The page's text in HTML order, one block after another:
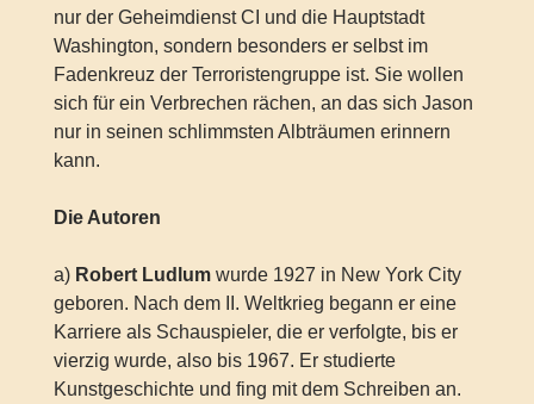
nur der Geheimdienst CI und die Hauptstadt
Washington, sondern besonders er selbst im
Fadenkreuz der Terroristengruppe ist. Sie wollen
sich für ein Verbrechen rächen, an das sich Jason
nur in seinen schlimmsten Albträumen erinnern
kann.
Die Autoren
a) Robert Ludlum wurde 1927 in New York City
geboren. Nach dem II. Weltkrieg begann er eine
Karriere als Schauspieler, die er verfolgte, bis er
vierzig wurde, also bis 1967. Er studierte
Kunstgeschichte und fing mit dem Schreiben an.